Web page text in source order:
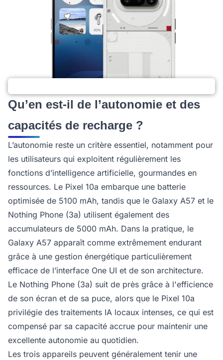
Qu’en est-il de l’autonomie et des
capacités de recharge ?
L’autonomie reste un critère essentiel, notamment pour
les utilisateurs qui exploitent régulièrement les
fonctions d’intelligence artificielle, gourmandes en
ressources. Le Pixel 10a embarque une batterie
optimisée de 5100 mAh, tandis que le Galaxy A57 et le
Nothing Phone (3a) utilisent également des
accumulateurs de 5000 mAh. Dans la pratique, le
Galaxy A57 apparaît comme extrêmement endurant
grâce à une gestion énergétique particulièrement
efficace de l’interface One UI et de son architecture.
Le Nothing Phone (3a) suit de près grâce à l'efficience
de son écran et de sa puce, alors que le Pixel 10a
privilégie des traitements IA locaux intenses, ce qui est
compensé par sa capacité accrue pour maintenir une
excellente autonomie au quotidien.
Les trois appareils peuvent généralement tenir une